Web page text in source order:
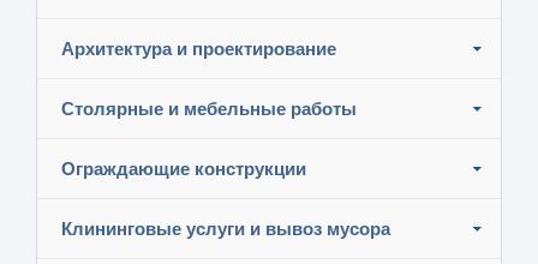
Архитектура и проектирование
Столярные и мебельные работы
Ограждающие конструкции
Клининговые услуги и вывоз мусора